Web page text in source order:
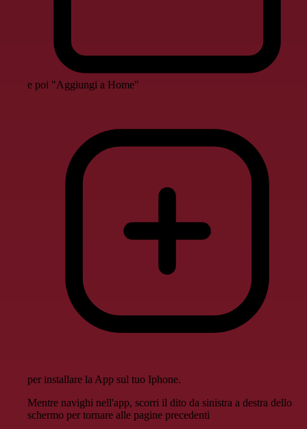
e poi "Aggiungi a Home"
per installare la App sul tuo Iphone.
Mentre navighi nell'app, scorri il dito da sinistra a destra dello
schermo per tornare alle pagine precedenti